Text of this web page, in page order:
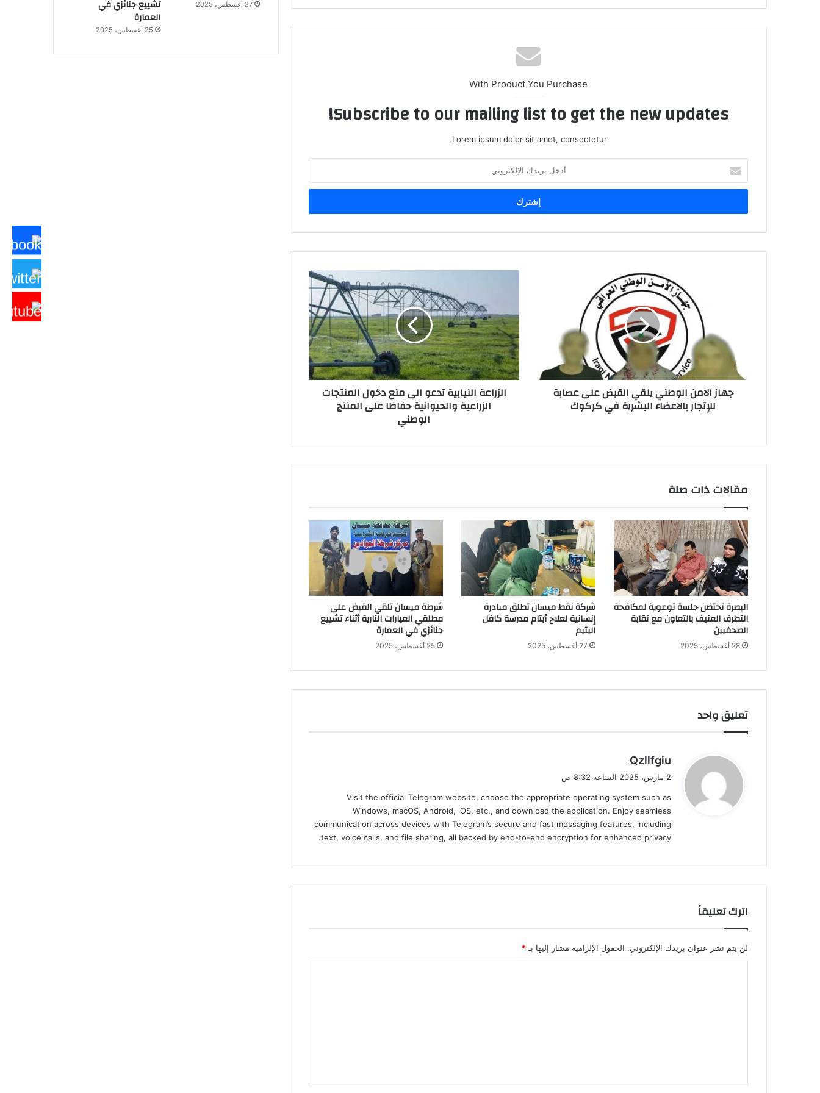
With Product You Purchase
Subscribe to our mailing list to get the new updates!
Lorem ipsum dolor sit amet, consectetur.
بريدك
الإلكتروني
عصابة
للإتجار
بالاعضاء
البشريةجهاز الامن الوطني يلقي القبض على عصابة
للإتجار بالاعضاء البشرية في كركوك
الى
منع
دخول
المنتجات
الزراعية
والحيوانية
حفاظاالزراعة النيابية تدعو الى منع دخول المنتجات
الزراعية والحيوانية حفاظا على المنتج
الوطني
مقالات ذات صلة
البصرة تحتضن جلسة توعوية لمكافحة
التطرف العنيف بالتعاون مع نقابة
الصحفيين
28 أغسطس، 2025
شركة نفط ميسان تطلق مبادرة
إنسانية لعلاج أيتام مدرسة كافل
اليتيم
27 أغسطس، 2025
شرطة ميسان تلقي القبض على
مطلقي العيارات النارية أثناء تشييع
جنائزي في العمارة
25 أغسطس، 2025
تعليق واحد
ي
ل
Qzllfgiu
:
2 مارس، 2025 الساعة 8:32 ص
Visit the official Telegram website, choose the appropriate operating system such as
Windows, macOS, Android, iOS, etc., and download the application. Enjoy seamless
communication across devices with Telegram’s secure and fast messaging features, including
text, voice calls, and file sharing, all backed by end-to-end encryption for enhanced privacy.
اترك تعليقاً
لن يتم نشر عنوان بريدك الإلكتروني. الحقول الإلزامية مشار إليها بـ *
27 أغسطس، 2025
تشييع جنائزي في
العمارة
25 أغسطس، 2025